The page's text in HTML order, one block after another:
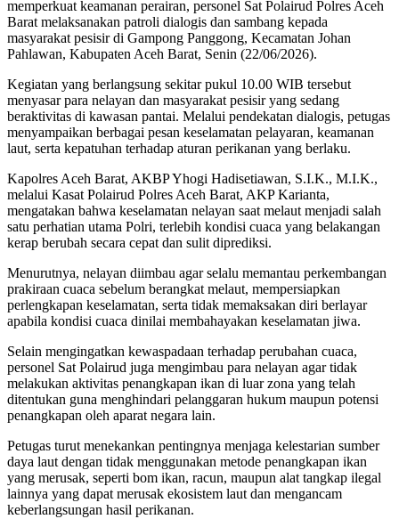
memperkuat keamanan perairan, personel Sat Polairud Polres Aceh
Barat melaksanakan patroli dialogis dan sambang kepada
masyarakat pesisir di Gampong Panggong, Kecamatan Johan
Pahlawan, Kabupaten Aceh Barat, Senin (22/06/2026).
Kegiatan yang berlangsung sekitar pukul 10.00 WIB tersebut
menyasar para nelayan dan masyarakat pesisir yang sedang
beraktivitas di kawasan pantai. Melalui pendekatan dialogis, petugas
menyampaikan berbagai pesan keselamatan pelayaran, keamanan
laut, serta kepatuhan terhadap aturan perikanan yang berlaku.
Kapolres Aceh Barat, AKBP Yhogi Hadisetiawan, S.I.K., M.I.K.,
melalui Kasat Polairud Polres Aceh Barat, AKP Karianta,
mengatakan bahwa keselamatan nelayan saat melaut menjadi salah
satu perhatian utama Polri, terlebih kondisi cuaca yang belakangan
kerap berubah secara cepat dan sulit diprediksi.
Menurutnya, nelayan diimbau agar selalu memantau perkembangan
prakiraan cuaca sebelum berangkat melaut, mempersiapkan
perlengkapan keselamatan, serta tidak memaksakan diri berlayar
apabila kondisi cuaca dinilai membahayakan keselamatan jiwa.
Selain mengingatkan kewaspadaan terhadap perubahan cuaca,
personel Sat Polairud juga mengimbau para nelayan agar tidak
melakukan aktivitas penangkapan ikan di luar zona yang telah
ditentukan guna menghindari pelanggaran hukum maupun potensi
penangkapan oleh aparat negara lain.
Petugas turut menekankan pentingnya menjaga kelestarian sumber
daya laut dengan tidak menggunakan metode penangkapan ikan
yang merusak, seperti bom ikan, racun, maupun alat tangkap ilegal
lainnya yang dapat merusak ekosistem laut dan mengancam
keberlangsungan hasil perikanan.